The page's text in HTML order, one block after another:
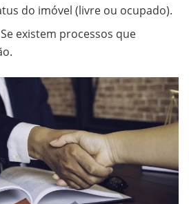
do imóvel (livre ou ocupado).
Se existem processos que